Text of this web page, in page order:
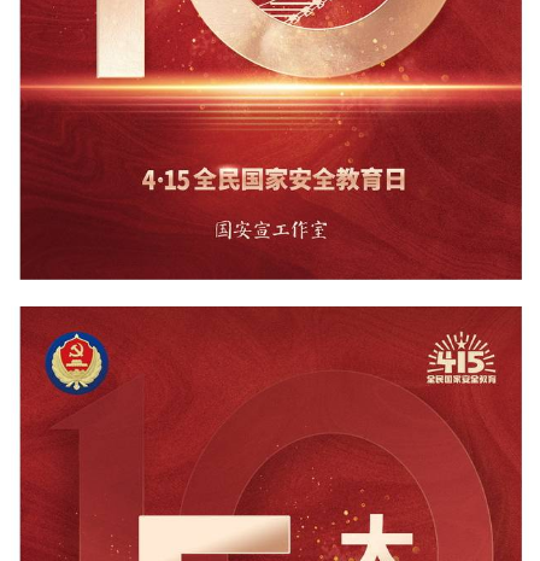
走进北京
北京概况 十六区概览 人文北京
图说北京 视频北京
ENGLISH 한국어
DEUTSCH FRANÇAIS РУССКИЙ ЯЗЫК
ESPAÑOL PORTUGUÊS